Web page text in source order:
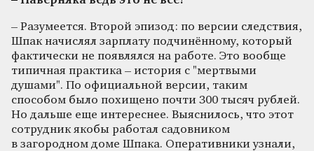
– Разумеется. Второй эпизод: по версии следствия,
Шпак начислял зарплату подчинённому, который
фактически не появлялся на работе. Это вообще
типичная практика – история с "мертвыми
душами". По официальной версии, таким
способом было похищено почти 300 тысяч рублей.
Но дальше еще интереснее. Выяснилось, что этот
сотрудник якобы работал садовником
в загородном доме Шпака. Оперативники узнали,